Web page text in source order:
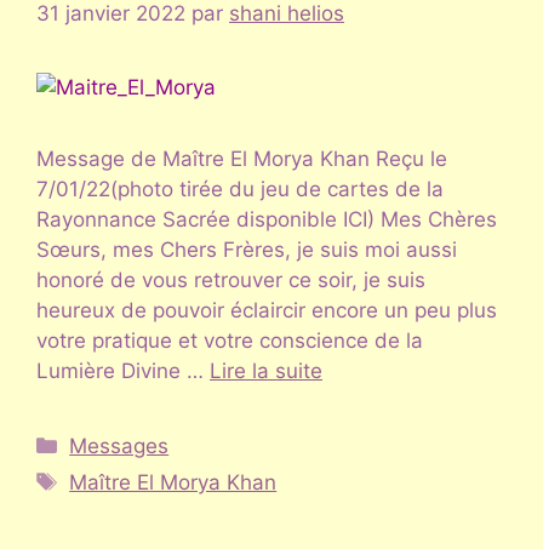
31 janvier 2022 par shani helios
Message de Maître El Morya Khan Reçu le
7/01/22(photo tirée du jeu de cartes de la
Rayonnance Sacrée disponible ICI) Mes Chères
Sœurs, mes Chers Frères, je suis moi aussi
honoré de vous retrouver ce soir, je suis
heureux de pouvoir éclaircir encore un peu plus
votre pratique et votre conscience de la
Lumière Divine … Lire la suite
Catégories
Messages
Étiquettes
Maître El Morya Khan